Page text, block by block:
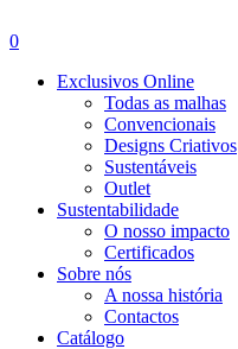
0
Exclusivos Online
Todas as malhas
Convencionais
Designs Criativos
Sustentáveis
Outlet
Sustentabilidade
O nosso impacto
Certificados
Sobre nós
A nossa história
Contactos
Catálogo